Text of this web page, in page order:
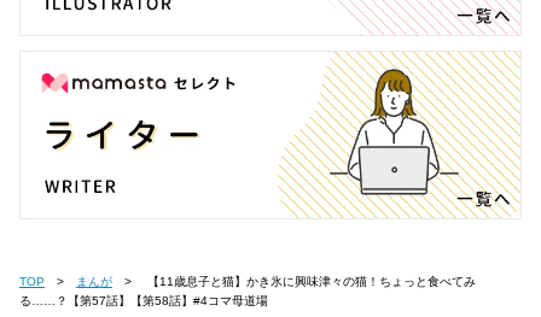
TOP まんが
る……？【第57話】【第58話】#4コマ母道場